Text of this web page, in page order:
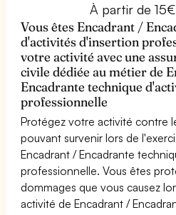
À partir de
Vous êtes Encadrant /
d'activités d'insertion
votre activité avec une
civile dédiée au métier de
Encadrante technique
professionnelle
Protégez votre activité contre
pouvant survenir lors de
Encadrant / Encadrante
professionnelle. Vous êtes
dommages que vous causez
activité de Encadrant /